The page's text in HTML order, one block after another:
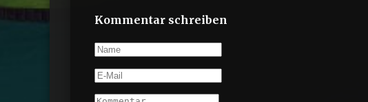
Kommentar schreiben